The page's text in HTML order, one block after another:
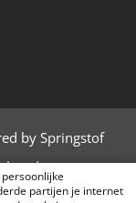
partijen je internet
by Springstof